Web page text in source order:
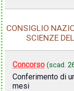
CONSIGLIO
SCIENZE
Concorso (scad.
Conferimento di
mesi